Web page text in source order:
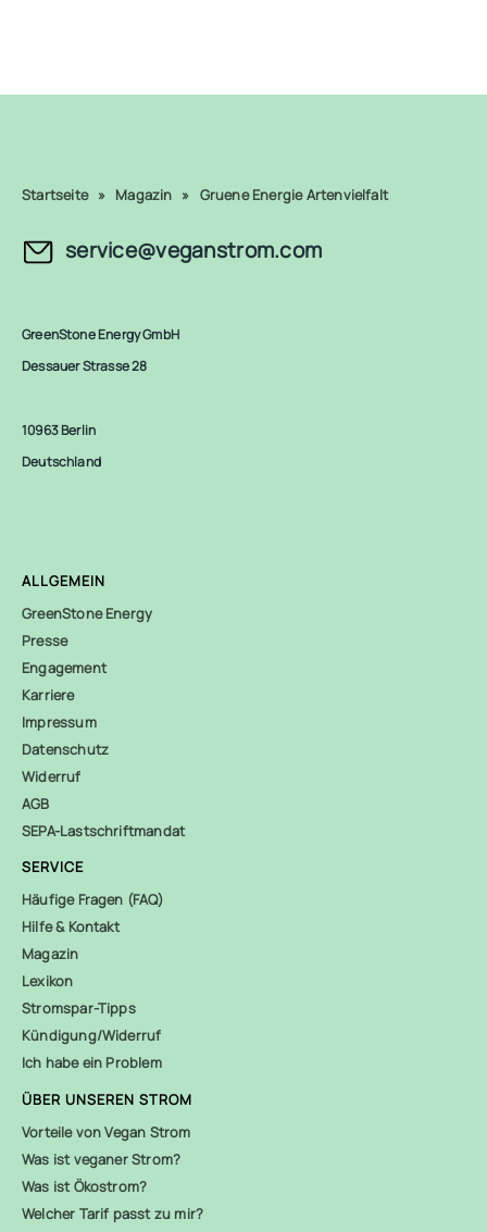
Startseite » Magazin » Gruene Energie Artenvielfalt
service@veganstrom.com
GreenStone Energy GmbH
Dessauer Strasse 28
10963 Berlin
Deutschland
ALLGEMEIN
GreenStone Energy
Presse
Engagement
Karriere
Impressum
Datenschutz
Widerruf
AGB
SEPA-Lastschriftmandat
SERVICE
Häufige Fragen (FAQ)
Hilfe & Kontakt
Magazin
Lexikon
Stromspar-Tipps
Kündigung/Widerruf
Ich habe ein Problem
ÜBER UNSEREN STROM
Vorteile von Vegan Strom
Was ist veganer Strom?
Was ist Ökostrom?
Welcher Tarif passt zu mir?